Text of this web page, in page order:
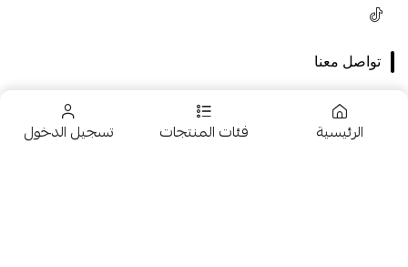
الرئيسية فئات المنتجات تسجيل الدخول
تواصل معنا
+966546005231